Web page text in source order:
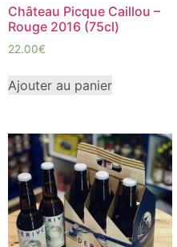
Château Picque Caillou –
Rouge 2016 (75cl)
22.00€
Ajouter au panier